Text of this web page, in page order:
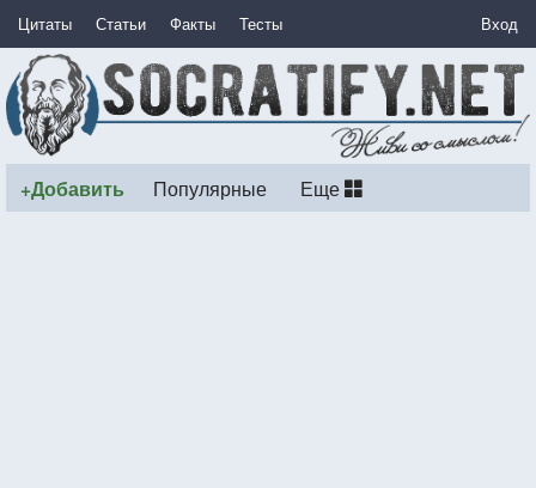
Цитаты Статьи Факты Тесты Вход
+Добавить Популярные Еще